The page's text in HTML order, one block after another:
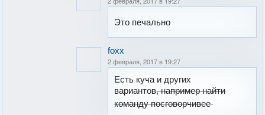
Это печально
foxx
2 февраля, 2017 в 19:27
Есть куча и других
вариантов, например найти
команду посговорчивее